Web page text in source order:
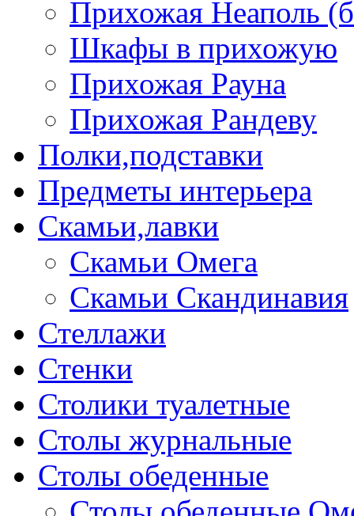
Прихожая Неаполь
Шкафы в прихожую
Прихожая Рауна
Прихожая Рандеву
Полки,подставки
Предметы интерьера
Скамьи,лавки
Скамьи Омега
Скамьи Скандинавия
Стеллажи
Стенки
Столики туалетные
Столы журнальные
Столы обеденные